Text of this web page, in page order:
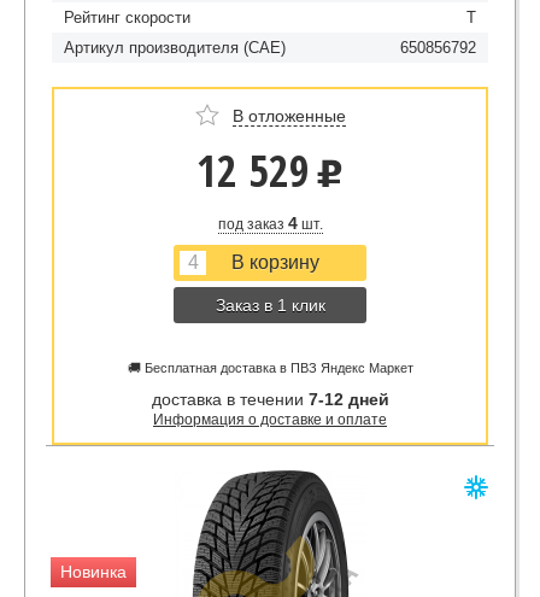
Рейтинг скорости
T
Артикул производителя (CAE)
650856792
В отложенные
12 529 u
под заказ 4шт.
Заказ в 1 клик
🚚 Бесплатная доставка в ПВЗ Яндекс Маркет
доставка в течении 7-12 дней
Информация о доставке и оплате
Новинка